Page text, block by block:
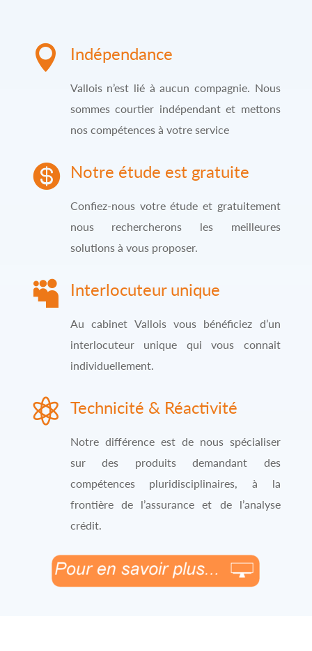
 Indépendance
Vallois n’est lié à aucun compagnie. Nous
sommes courtier indépendant et mettons
nos compétences à votre service
 Notre étude est gratuite
Confiez-nous votre étude et gratuitement
nous rechercherons les meilleures
solutions à vous proposer.
 Interlocuteur unique
Au cabinet Vallois vous bénéficiez d’un
interlocuteur unique qui vous connait
individuellement.
 Technicité & Réactivité
Notre différence est de nous spécialiser
sur des produits demandant des
compétences pluridisciplinaires, à la
frontière de l’assurance et de l’analyse
crédit.